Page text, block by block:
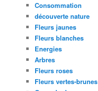
Consommation
découverte nature
Fleurs jaunes
Fleurs blanches
Energies
Arbres
Fleurs roses
Fleurs vertes-brunes